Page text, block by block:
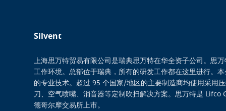
Silvent
上海思万特贸易有限公司是瑞典思万特在华全资子公司。思
工作环境。总部位于瑞典，所有的研发工作都在这里进行。
的专业技术。超过 95 个国家/地区的主要制造商均使用采用
刀、空气喷嘴、消音器等定制吹扫解决方案。思万特是
德哥尔摩交易所上市。